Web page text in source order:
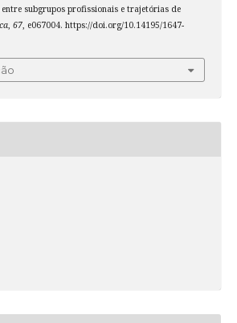
entre subgrupos profissionais e trajetórias de
, 67, e067004. https://doi.org/10.14195/1647-